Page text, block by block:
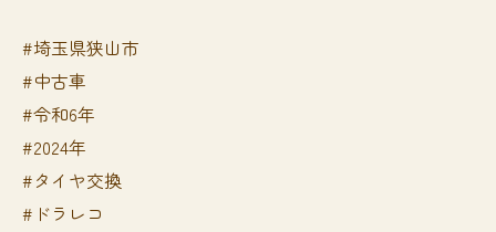
#埼玉県狭山市
#中古車
#令和6年
#2024年
#タイヤ交換
#ドラレコ